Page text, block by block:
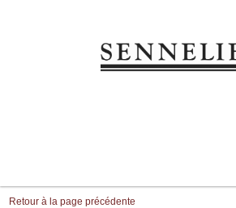
Retour à la page précédente